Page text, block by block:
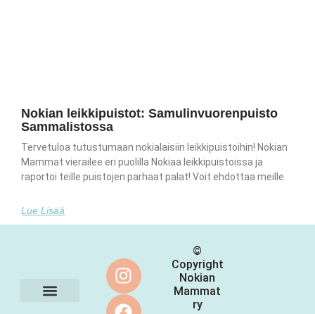
Nokian leikkipuistot: Samulinvuorenpuisto
Sammalistossa
Tervetuloa tutustumaan nokialaisiin leikkipuistoihin! Nokian
Mammat vierailee eri puolilla Nokiaa leikkipuistoissa ja
raportoi teille puistojen parhaat palat! Voit ehdottaa meille
Lue Lisää
©
Copyright
Nokian
Mammat
ry